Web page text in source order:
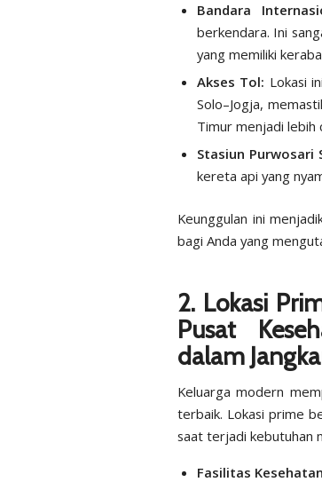
Bandara
berkendara. Ini
yang memiliki
Akses Tol: Lokasi
Solo–Jogja,
Timur menjadi lebih
Stasiun Purwosari
kereta api yang
Keunggulan ini
bagi Anda yang
2. Lokasi
Pusat
dalam
Keluarga modern
terbaik. Lokasi prime
saat terjadi kebutuhan
Fasilitas